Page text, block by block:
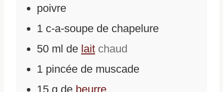
poivre
1 c-a-soupe de chapelure
50 ml de lait chaud
1 pincée de muscade
15 g de beurre